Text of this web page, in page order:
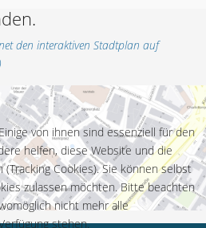
den interaktiven Stadtplan auf
von ihnen sind essenziell für den
helfen, diese Website und die
Cookies). Sie können selbst
zulassen möchten. Bitte beachten
nicht mehr alle
stehen.